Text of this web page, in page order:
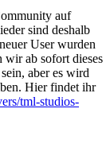
auf
sind deshalb
User wurden
wir ab sofort dieses
aber es wird
Hier findet ihr
tml-studios-